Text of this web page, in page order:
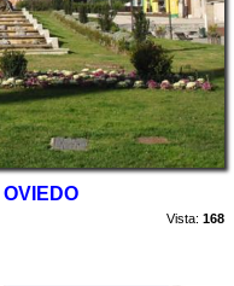
OVIEDO
Vista: 168